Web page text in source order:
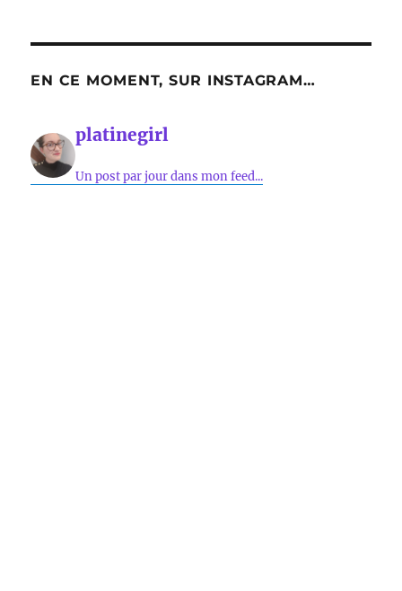
EN CE MOMENT, SUR INSTAGRAM…
platinegirl
Un post par jour dans mon feed...